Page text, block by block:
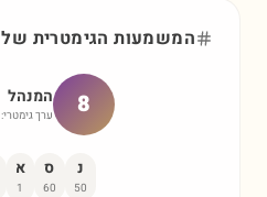
המשמעות הגימטרית של
8 המנהל
ערך גימטרי:
נ
50
ס
60
א
1